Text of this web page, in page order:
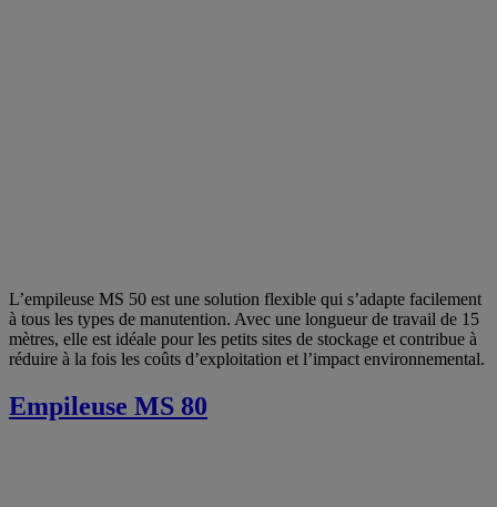
L’empileuse MS 50 est une solution flexible qui s’adapte facilement
à tous les types de manutention. Avec une longueur de travail de 15
mètres, elle est idéale pour les petits sites de stockage et contribue à
réduire à la fois les coûts d’exploitation et l’impact environnemental.
Empileuse MS 80